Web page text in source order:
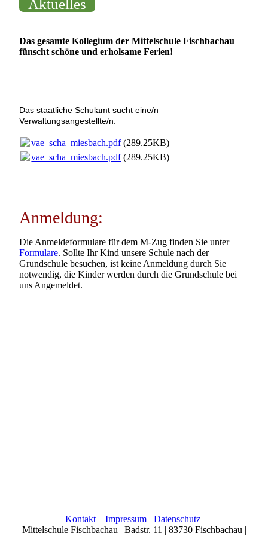
Aktuelles
Das gesamte Kollegium der Mittelschule Fischbachau
fünscht schöne und erholsame Ferien!
Das staatliche Schulamt sucht eine/n
Verwaltungsangestellte/n:
vae_scha_miesbach.pdf(289.25KB)
vae_scha_miesbach.pdf(289.25KB)
Anmeldung:
Die Anmeldeformulare für dem M-Zug finden Sie unter
Formulare. Sollte Ihr Kind unsere Schule nach der
Grundschule besuchen, ist keine Anmeldung durch Sie
notwendig, die Kinder werden durch die Grundschule bei
uns Angemeldet.
Kontakt Impressum
Datenschutz
Mittelschule Fischbachau | Badstr. 11 | 83730 Fischbachau |